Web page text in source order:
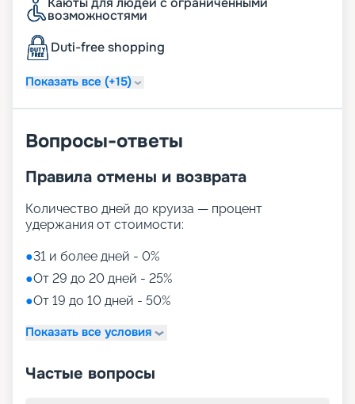
Как купить путевку
Подробное описание маршрутов, фото лайнера,
расписание круизов и цены на сезон 2026 - 2027
компании «Круиз.онлайн» можно не выходя из
возможностями
Duti-free shopping
Показать все (+15)
Вопросы-ответы
Правила отмены и возврата
Количество дней до круиза — процент
удержания от стоимости:
●31 и более дней - 0%
●От 29 до 20 дней - 25%
●От 19 до 10 дней - 50%
Показать все условия
Частые вопросы